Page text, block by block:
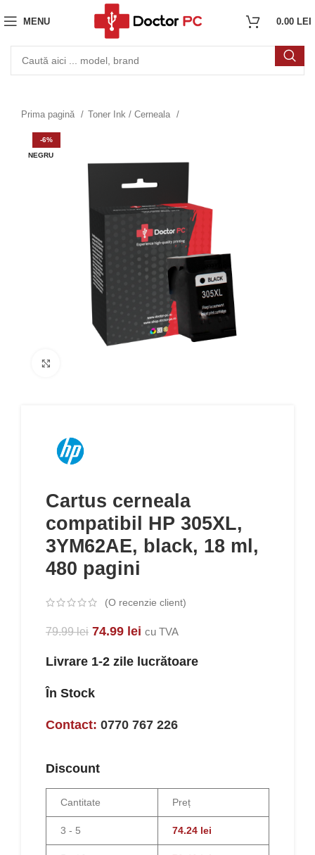
MENU 0.00 LEI
Prima pagină Toner Ink / Cerneala
-6%
NEGRU
Cartus cerneala
compatibil HP 305XL,
3YM62AE, black, 18 ml,
480 pagini
(O recenzie client)
79.99lei 74.99 lei cu TVA
Livrare 1-2 zile lucrătoare
În Stock
Contact: 0770 767 226
Discount
Cantitate Preț
3 - 5 74.24 lei